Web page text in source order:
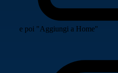
e poi "Aggiungi a Home"